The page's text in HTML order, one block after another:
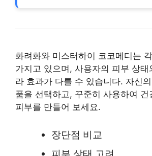
화려화와 미스터하이 코코메디는
가지고 있으며, 사용자의 피부 상
라 효과가 다를 수 있습니다. 자신
품을 선택하고, 꾸준히 사용하여 건
피부를 만들어 보세요.
장단점 비교
피부 상태 고려